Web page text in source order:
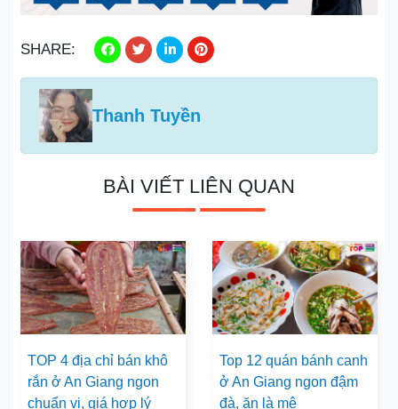
SHARE:
Thanh Tuyền
BÀI VIẾT LIÊN QUAN
TOP 4 địa chỉ bán khô
rắn ở An Giang ngon
chuẩn vị, giá hợp lý
Top 12 quán bánh canh
ở An Giang ngon đậm
đà, ăn là mê